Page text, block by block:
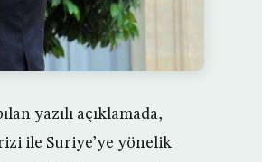
yazılı açıklamada,
ile Suriye’ye yönelik